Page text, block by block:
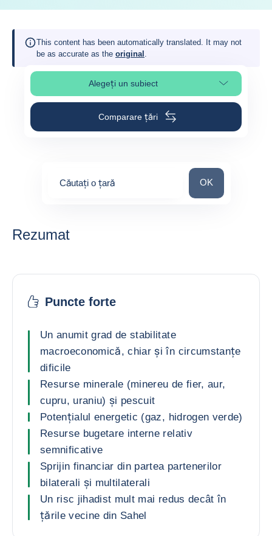
This content has been automatically translated. It may not
be as accurate as the original .
Alegeți un subiectSelect page section
Comparare țări
Căutați o țară Căutați o țară
OK
Rezumat
Puncte forte
Un anumit grad de stabilitate
macroeconomică, chiar și în circumstanțe
dificile
Resurse minerale (minereu de fier, aur,
cupru, uraniu) și pescuit
Potențialul energetic (gaz, hidrogen verde)
Resurse bugetare interne relativ
semnificative
Sprijin financiar din partea partenerilor
bilaterali și multilaterali
Un risc jihadist mult mai redus decât în
țările vecine din Sahel